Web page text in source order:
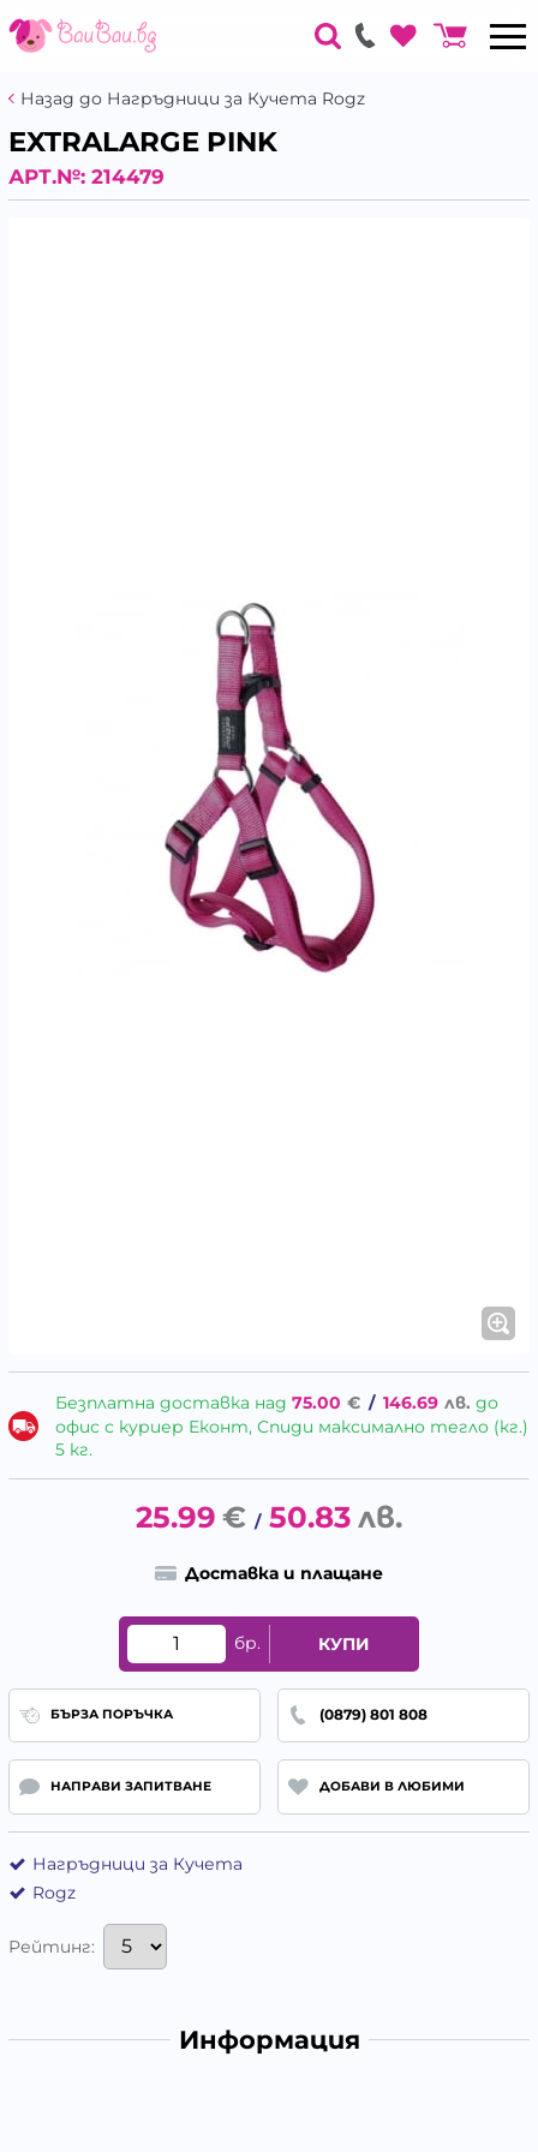
Назад до Нагръдници за Кучета Rogz
EXTRALARGE PINK
АРТ.№: 214479
Безплатна доставка над 75.00 € / 146.69 лв. до
офис с куриер Еконт, Спиди максимално тегло (кг.)
5 кг.
25.99 € / 50.83 лв.
Доставка и плащане
бр. КУПИ
БЪРЗА ПОРЪЧКА (0879) 801 808
НАПРАВИ ЗАПИТВАНЕ ДОБАВИ В ЛЮБИМИ
Нагръдници за Кучета
Rogz
Рейтинг:
Информация